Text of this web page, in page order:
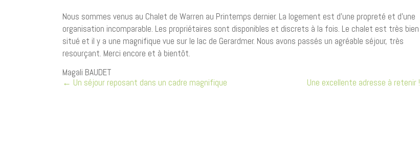
Nous sommes venus au Chalet de Warren au Printemps dernier. La logement est d’une propreté et d’une
organisation incomparable. Les propriétaires sont disponibles et discrets à la fois. Le chalet est très bien
situé et il y a une magnifique vue sur le lac de Gerardmer. Nous avons passés un agréable séjour, très
resourçant. Merci encore et à bientôt.
Magali BAUDET
← Un séjour reposant dans un cadre magnifique Une excellente adresse à retenir !